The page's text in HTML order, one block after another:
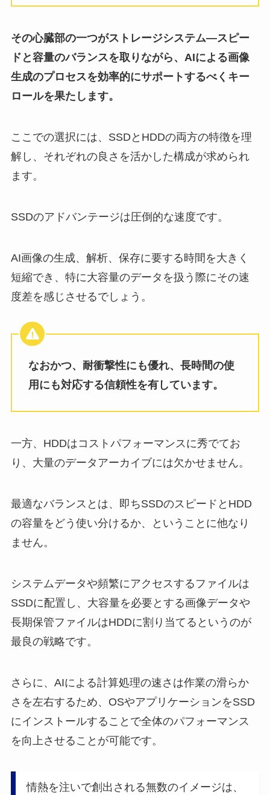
その心臓部の一つがストレージシステム―スピー
ドと容量のバランスを取りながら、AIによる画像
生成のプロセスを効率的にサポートするべくキー
ロールを果たします。
ここでの選択には、SSDとHDDの両方の特徴を理
解し、それぞれの良さを活かした構成が求められ
ます。
SSDのアドバンテージは圧倒的な速度です。
AI画像の生成、解析、保存に要する時間を大きく
短縮でき、特に大容量のデータを扱う際にその速
度差を感じさせるでしょう。
なおかつ、耐衝撃性にも優れ、長時間の使
用にも対応する信頼性を有しています。
一方、HDDはコストパフォーマンスに秀でてお
り、大量のデータアーカイブには欠かせません。
最適なバランスとは、即ちSSDのスピードとHDD
の容量をどう使い分けるか、ということに他なり
ません。
システムデータや頻繁にアクセスするファイルは
SSDに配置し、大容量を必要とする画像データや
長期保管ファイルはHDDに割り当てるというのが
最良の戦略です。
さらに、AIによる計算処理の速さは作業の滑らか
さを左右するため、OSやアプリケーションをSSD
にインストールすることで全体のパフォーマンス
を向上させることが可能です。
情熱を注いで創出される無数のイメージは、